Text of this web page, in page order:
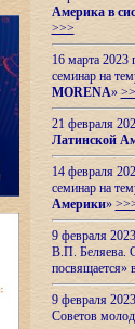
Америка в
>>>
16 марта 2023
семинар на
MORENA»
21 февраля
Латинской
14 февраля
семинар на
Америки»
9 февраля
В.П. Беляева.
посвящается»
9 февраля
Советов